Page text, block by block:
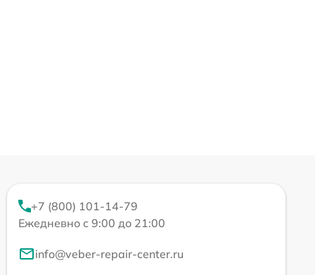
+7 (800) 101-14-79
Ежедневно с 9:00 до 21:00
info@veber-repair-center.ru